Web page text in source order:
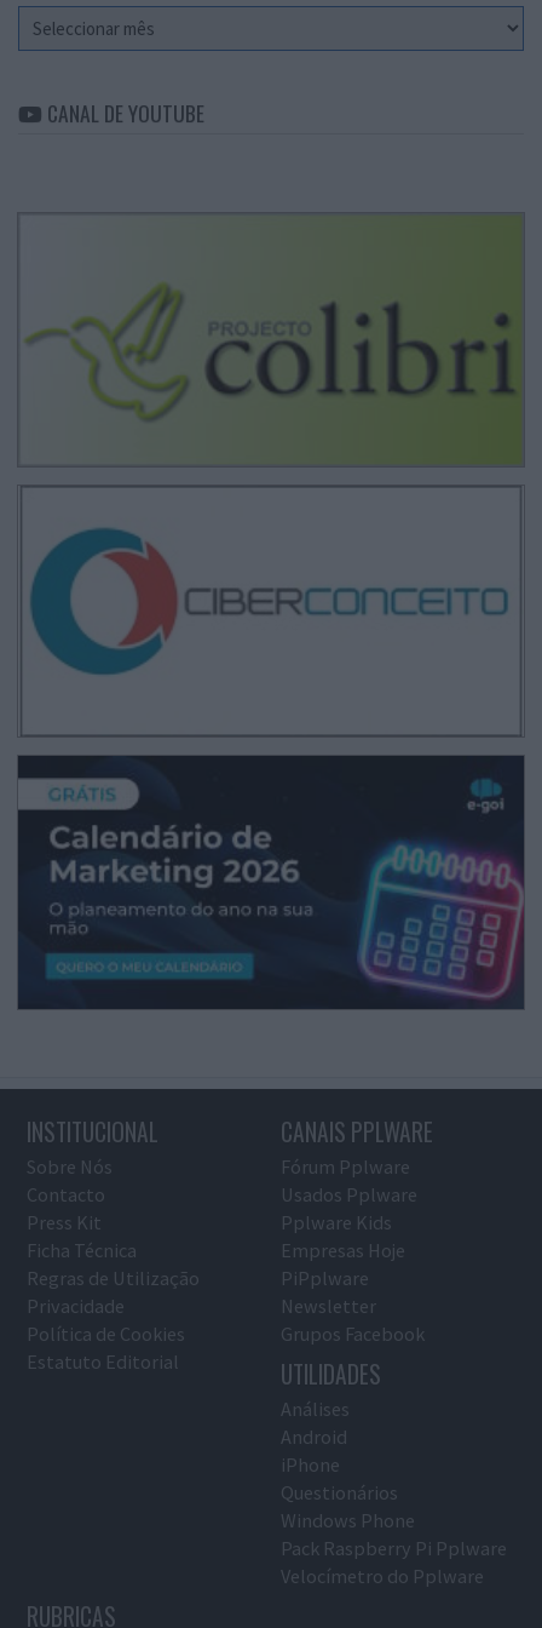
Arquivo
CANAL DE YOUTUBE
INSTITUCIONAL
Sobre Nós
Contacto
Press Kit
Ficha Técnica
Regras de Utilização
Privacidade
Política de Cookies
Estatuto Editorial
CANAIS PPLWARE
Fórum Pplware
Usados Pplware
Pplware Kids
Empresas Hoje
PiPplware
Newsletter
Grupos Facebook
UTILIDADES
Análises
Android
iPhone
Questionários
Windows Phone
Pack Raspberry Pi Pplware
Velocímetro do Pplware
RUBRICAS